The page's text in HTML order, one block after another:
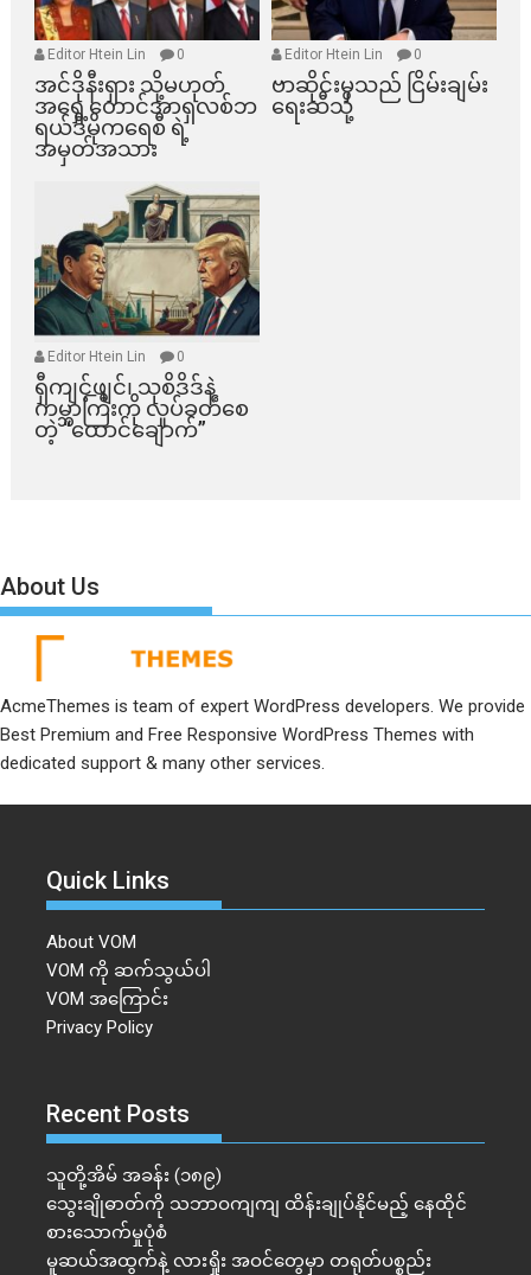
Editor Htein Lin 0
အင်ဒိုနီးရှား သို့မဟုတ်
အရှေ့တောင်အာရှလစ်ဘ
ရယ်ဒီမိုကရေစီ ရဲ့
အမှတ်အသား
Editor Htein Lin 0
ဗာဆိုင်းမှသည် ငြိမ်းချမ်း
ရေးဆီသို့
Editor Htein Lin 0
ရှီကျင့်ဖျင်၊ သုစိဒိဒ်နဲ့
ကမ္ဘာကြီးကို လှုပ်ခတ်စေ
တဲ့ “ထောင်ချောက်”
About Us
AcmeThemes is team of expert WordPress developers. We provide
Best Premium and Free Responsive WordPress Themes with
dedicated support & many other services.
Quick Links
About VOM
VOM ကို ဆက်သွယ်ပါ
VOM အကြောင်း
Privacy Policy
Recent Posts
သူတို့အိမ် အခန်း (၁၈၉)
သွေးချိုဓာတ်ကို သဘာဝကျကျ ထိန်းချုပ်နိုင်မည့် နေထိုင်
စားသောက်မှုပုံစံ
မူဆယ်အထွက်နဲ့ လားရှိုး အဝင်တွေမှာ တရုတ်ပစ္စည်း